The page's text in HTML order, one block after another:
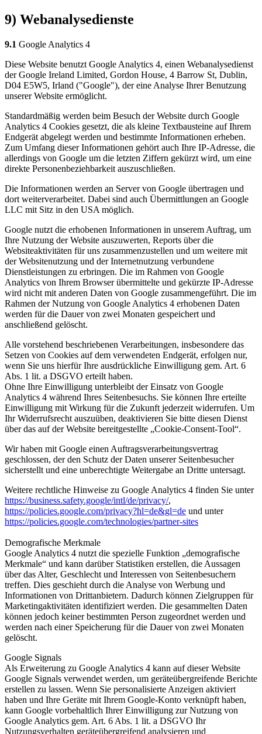
9) Webanalysedienste
9.1 Google Analytics 4
Diese Website benutzt Google Analytics 4, einen Webanalysedienst
der Google Ireland Limited, Gordon House, 4 Barrow St, Dublin,
D04 E5W5, Irland ("Google"), der eine Analyse Ihrer Benutzung
unserer Website ermöglicht.
Standardmäßig werden beim Besuch der Website durch Google
Analytics 4 Cookies gesetzt, die als kleine Textbausteine auf Ihrem
Endgerät abgelegt werden und bestimmte Informationen erheben.
Zum Umfang dieser Informationen gehört auch Ihre IP-Adresse, die
allerdings von Google um die letzten Ziffern gekürzt wird, um eine
direkte Personenbeziehbarkeit auszuschließen.
Die Informationen werden an Server von Google übertragen und
dort weiterverarbeitet. Dabei sind auch Übermittlungen an Google
LLC mit Sitz in den USA möglich.
Google nutzt die erhobenen Informationen in unserem Auftrag, um
Ihre Nutzung der Website auszuwerten, Reports über die
Websiteaktivitäten für uns zusammenzustellen und um weitere mit
der Websitenutzung und der Internetnutzung verbundene
Dienstleistungen zu erbringen. Die im Rahmen von Google
Analytics von Ihrem Browser übermittelte und gekürzte IP-Adresse
wird nicht mit anderen Daten von Google zusammengeführt. Die im
Rahmen der Nutzung von Google Analytics 4 erhobenen Daten
werden für die Dauer von zwei Monaten gespeichert und
anschließend gelöscht.
Alle vorstehend beschriebenen Verarbeitungen, insbesondere das
Setzen von Cookies auf dem verwendeten Endgerät, erfolgen nur,
wenn Sie uns hierfür Ihre ausdrückliche Einwilligung gem. Art. 6
Abs. 1 lit. a DSGVO erteilt haben.
Ohne Ihre Einwilligung unterbleibt der Einsatz von Google
Analytics 4 während Ihres Seitenbesuchs. Sie können Ihre erteilte
Einwilligung mit Wirkung für die Zukunft jederzeit widerrufen. Um
Ihr Widerrufsrecht auszuüben, deaktivieren Sie bitte diesen Dienst
über das auf der Website bereitgestellte „Cookie-Consent-Tool“.
Wir haben mit Google einen Auftragsverarbeitungsvertrag
geschlossen, der den Schutz der Daten unserer Seitenbesucher
sicherstellt und eine unberechtigte Weitergabe an Dritte untersagt.
Weitere rechtliche Hinweise zu Google Analytics 4 finden Sie unter
https://business.safety.google/intl/de/privacy/,
https://policies.google.com/privacy?hl=de&gl=de und unter
https://policies.google.com/technologies/partner-sites
Demografische Merkmale
Google Analytics 4 nutzt die spezielle Funktion „demografische
Merkmale“ und kann darüber Statistiken erstellen, die Aussagen
über das Alter, Geschlecht und Interessen von Seitenbesuchern
treffen. Dies geschieht durch die Analyse von Werbung und
Informationen von Drittanbietern. Dadurch können Zielgruppen für
Marketingaktivitäten identifiziert werden. Die gesammelten Daten
können jedoch keiner bestimmten Person zugeordnet werden und
werden nach einer Speicherung für die Dauer von zwei Monaten
gelöscht.
Google Signals
Als Erweiterung zu Google Analytics 4 kann auf dieser Website
Google Signals verwendet werden, um geräteübergreifende Berichte
erstellen zu lassen. Wenn Sie personalisierte Anzeigen aktiviert
haben und Ihre Geräte mit Ihrem Google-Konto verknüpft haben,
kann Google vorbehaltlich Ihrer Einwilligung zur Nutzung von
Google Analytics gem. Art. 6 Abs. 1 lit. a DSGVO Ihr
Nutzungsverhalten geräteübergreifend analysieren und